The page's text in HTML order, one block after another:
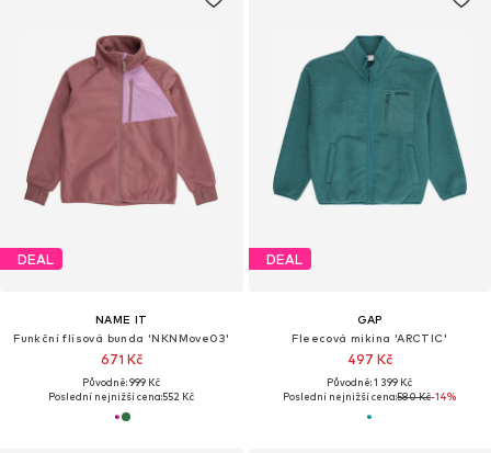
DEAL
NAME IT
Funkční flísová bunda 'NKNMove03'
671 Kč
Původně: 999 Kč
Poslední nejnižší cena:552 Kč
DEAL
GAP
Fleecová mikina 'ARCTIC'
497 Kč
Původně: 1 399 Kč
Poslední nejnižší cena:580 Kč-14%